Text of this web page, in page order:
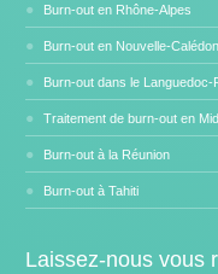
Burn-out en Rhône-Alpes
Burn-out en Nouvelle-
Burn-out dans le Languedoc-
Traitement de burn-out en
Burn-out à la Réunion
Burn-out à Tahiti
Laissez-nous vous